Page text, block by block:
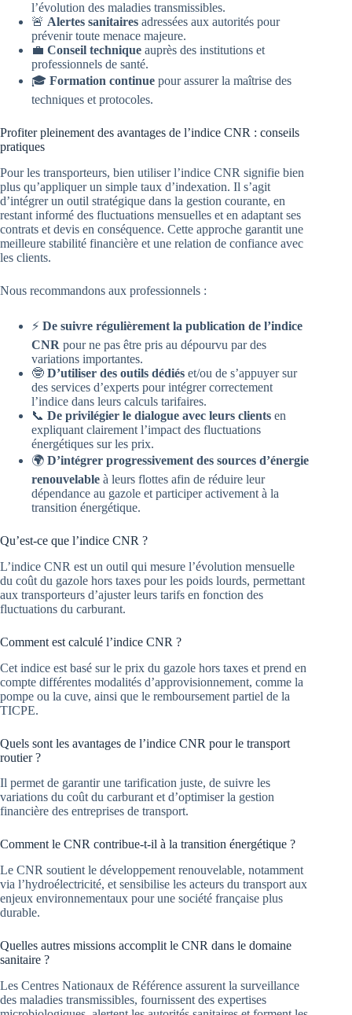
l’évolution des maladies transmissibles.
🚨 Alertes sanitaires adressées aux autorités pour
prévenir toute menace majeure.
💼 Conseil technique auprès des institutions et
professionnels de santé.
🎓 Formation continue pour assurer la maîtrise des
techniques et protocoles.
Profiter pleinement des avantages de l’indice CNR : conseils
pratiques
Pour les transporteurs, bien utiliser l’indice CNR signifie bien
plus qu’appliquer un simple taux d’indexation. Il s’agit
d’intégrer un outil stratégique dans la gestion courante, en
restant informé des fluctuations mensuelles et en adaptant ses
contrats et devis en conséquence. Cette approche garantit une
meilleure stabilité financière et une relation de confiance avec
les clients.
Nous recommandons aux professionnels :
⚡️ De suivre régulièrement la publication de l’indice
CNR pour ne pas être pris au dépourvu par des
variations importantes.
🤓 D’utiliser des outils dédiés et/ou de s’appuyer sur
des services d’experts pour intégrer correctement
l’indice dans leurs calculs tarifaires.
📞 De privilégier le dialogue avec leurs clients en
expliquant clairement l’impact des fluctuations
énergétiques sur les prix.
🌍 D’intégrer progressivement des sources d’énergie
renouvelable à leurs flottes afin de réduire leur
dépendance au gazole et participer activement à la
transition énergétique.
Qu’est-ce que l’indice CNR ?
L’indice CNR est un outil qui mesure l’évolution mensuelle
du coût du gazole hors taxes pour les poids lourds, permettant
aux transporteurs d’ajuster leurs tarifs en fonction des
fluctuations du carburant.
Comment est calculé l’indice CNR ?
Cet indice est basé sur le prix du gazole hors taxes et prend en
compte différentes modalités d’approvisionnement, comme la
pompe ou la cuve, ainsi que le remboursement partiel de la
TICPE.
Quels sont les avantages de l’indice CNR pour le transport
routier ?
Il permet de garantir une tarification juste, de suivre les
variations du coût du carburant et d’optimiser la gestion
financière des entreprises de transport.
Comment le CNR contribue-t-il à la transition énergétique ?
Le CNR soutient le développement renouvelable, notamment
via l’hydroélectricité, et sensibilise les acteurs du transport aux
enjeux environnementaux pour une société française plus
durable.
Quelles autres missions accomplit le CNR dans le domaine
sanitaire ?
Les Centres Nationaux de Référence assurent la surveillance
des maladies transmissibles, fournissent des expertises